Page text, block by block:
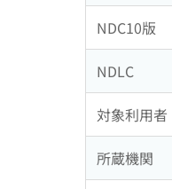
NDC10版
NDLC
対象利用者
所蔵機関